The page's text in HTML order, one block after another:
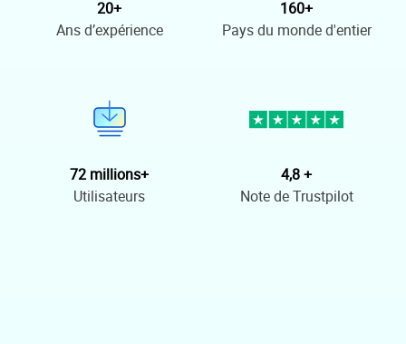
20+
Ans d’expérience
160+
Pays du monde d'entier
72 millions+
Utilisateurs
4,8 +
Note de Trustpilot